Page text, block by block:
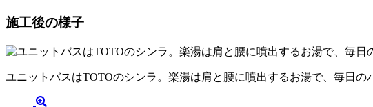
施工後の様子
ユニットバスはTOTOのシンラ。楽湯は肩と腰に噴出するお湯で、毎日